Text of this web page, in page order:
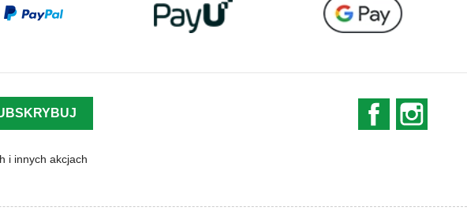
i innych akcjach
Facebook